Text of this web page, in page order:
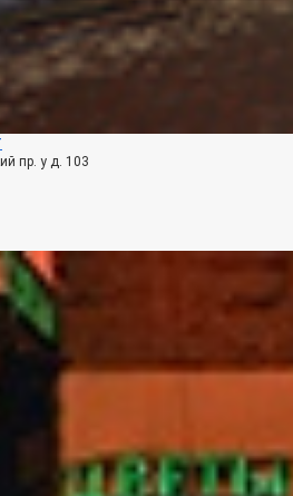
пр. у д. 103